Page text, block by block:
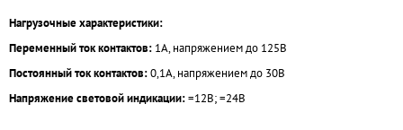
Нагрузочные характеристики:
Переменный ток контактов: 1А, напряжением до 125В
Постоянный ток контактов:0,1А, напряжением до 30В
Напряжение световой индикации:=12В; =24В